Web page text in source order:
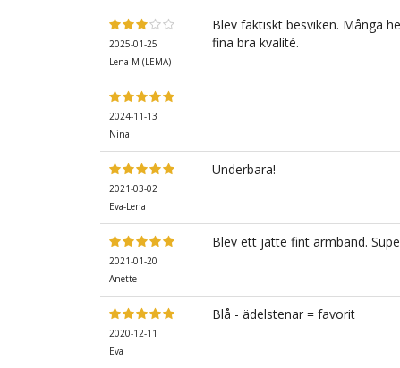
2025-01-25
Lena M (LEMA)
Blev faktiskt besviken. Många
fina bra kvalité.
2024-11-13
Nina
2021-03-02
Eva-Lena
Underbara!
2021-01-20
Anette
Blev ett jätte fint armband.
2020-12-11
Eva
Blå - ädelstenar = favorit